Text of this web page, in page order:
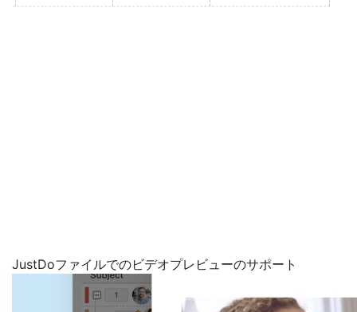
JustDoファイルでのビデオプレビューのサポート